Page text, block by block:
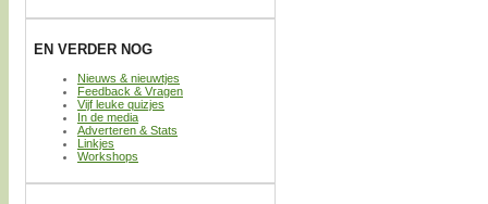
EN VERDER NOG
Nieuws & nieuwtjes
Feedback & Vragen
Vijf leuke quizjes
In de media
Adverteren & Stats
Linkjes
Workshops